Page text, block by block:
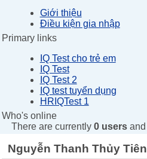
Giới thiệu
Điều kiện gia nhập
Primary links
IQ Test cho trẻ em
IQ Test
IQ Test 2
IQ test tuyển dụng
HRIQTest 1
Who's online
There are currently 0 usersand
Nguyễn Thanh Thủy Tiên